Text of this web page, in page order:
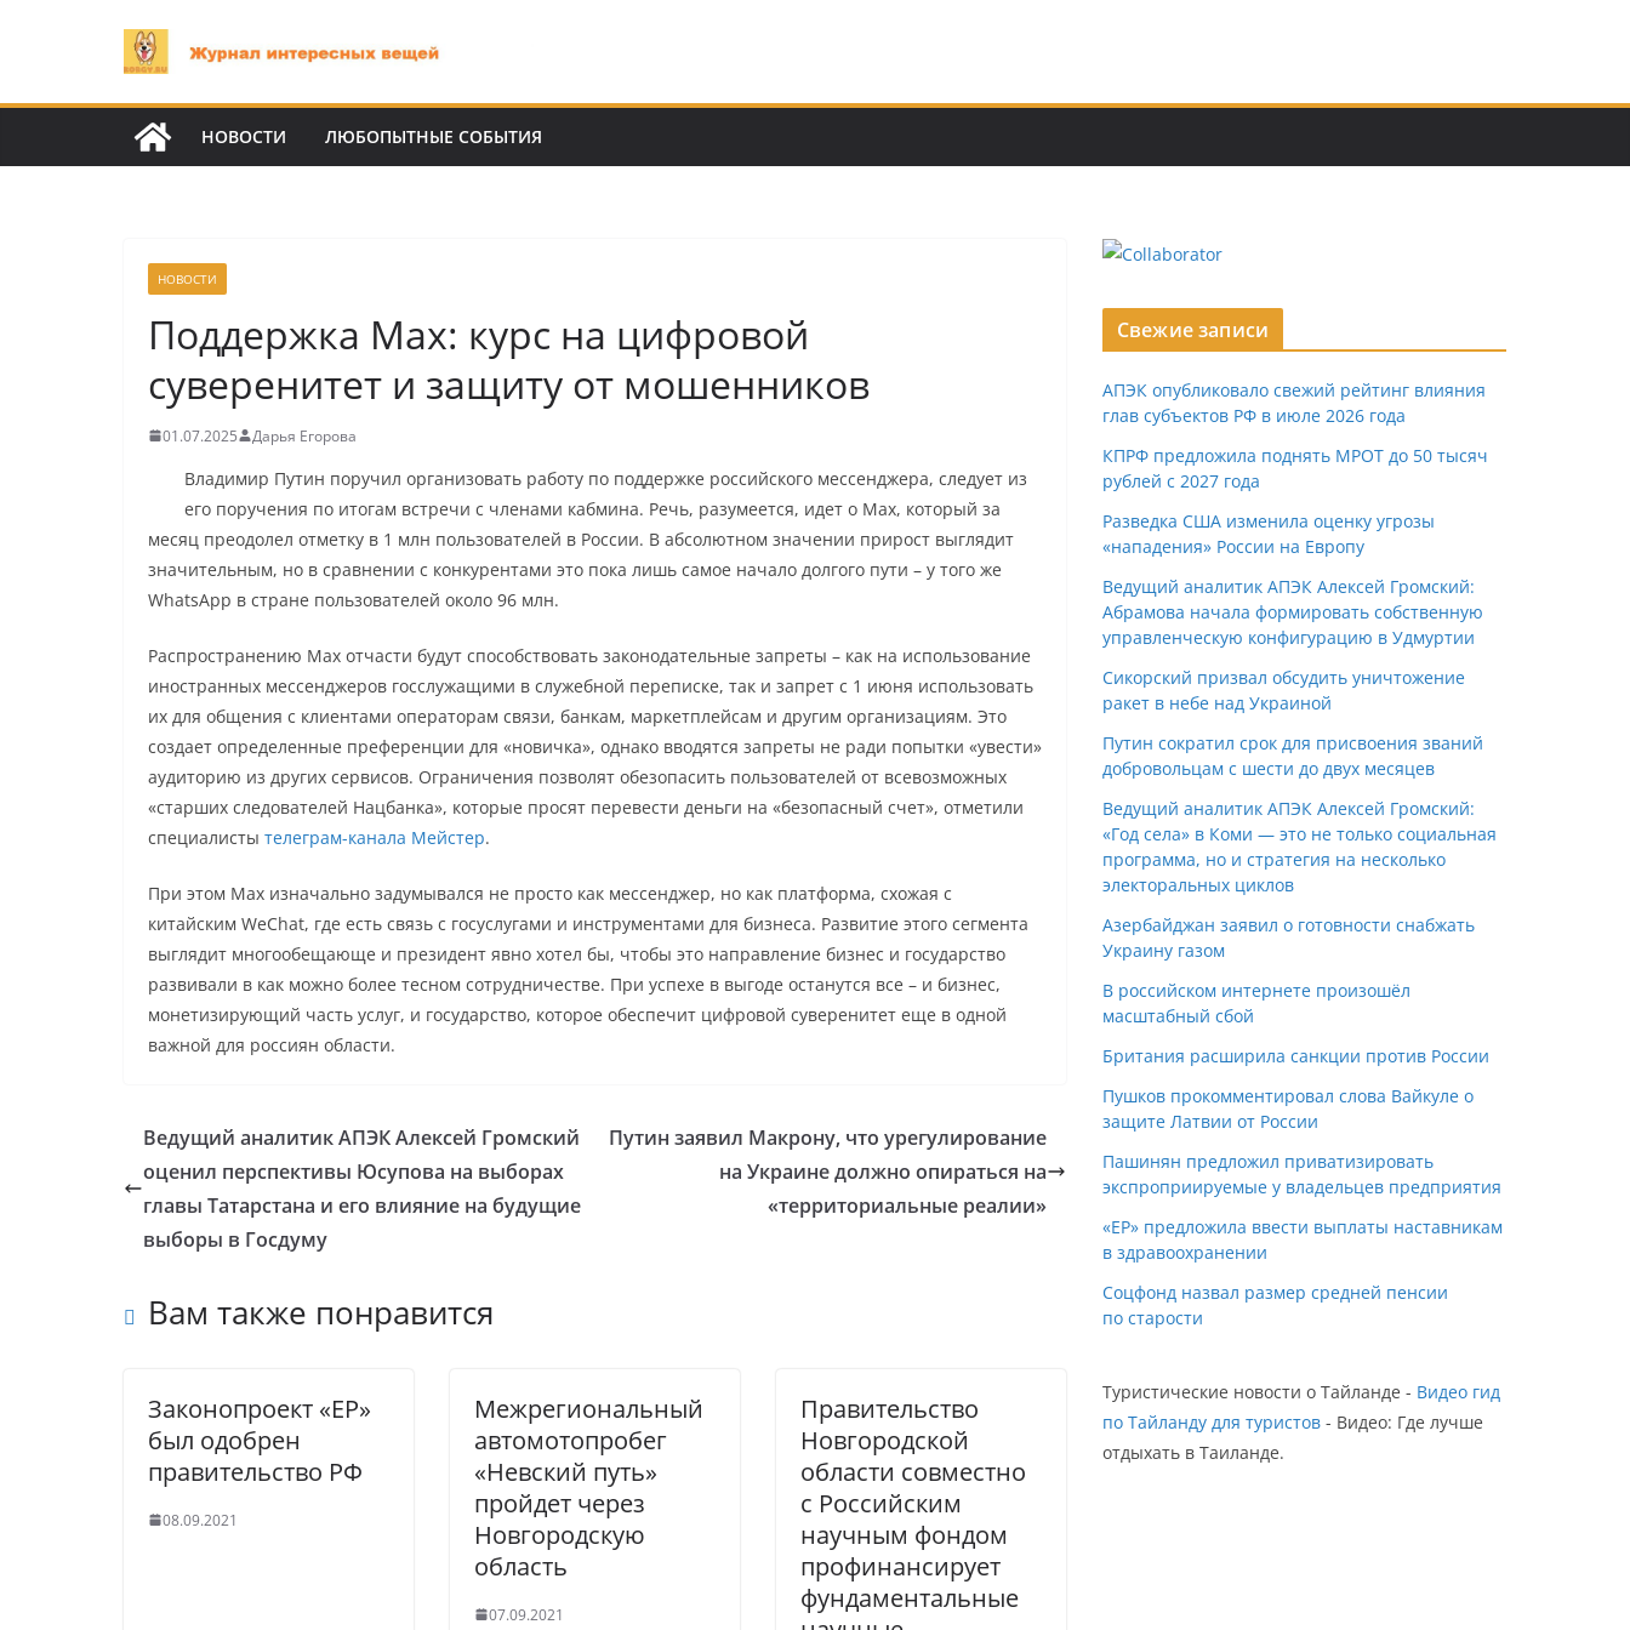
НОВОСТИ ЛЮБОПЫТНЫЕ СОБЫТИЯ
НОВОСТИ
Поддержка Max: курс на цифровой
суверенитет и защиту от мошенников
01.07.2025 Дарья Егорова
Владимир Путин поручил организовать работу по поддержке российского мессенджера, следует из
его поручения по итогам встречи с членами кабмина. Речь, разумеется, идет о Max, который за
месяц преодолел отметку в 1 млн пользователей в России. В абсолютном значении прирост выглядит
значительным, но в сравнении с конкурентами это пока лишь самое начало долгого пути – у того же
WhatsApp в стране пользователей около 96 млн.
Распространению Max отчасти будут способствовать законодательные запреты – как на использование
иностранных мессенджеров госслужащими в служебной переписке, так и запрет с 1 июня использовать
их для общения с клиентами операторам связи, банкам, маркетплейсам и другим организациям. Это
создает определенные преференции для «новичка», однако вводятся запреты не ради попытки «увести»
аудиторию из других сервисов. Ограничения позволят обезопасить пользователей от всевозможных
«старших следователей Нацбанка», которые просят перевести деньги на «безопасный счет», отметили
специалисты телеграм-канала Мейстер.
При этом Max изначально задумывался не просто как мессенджер, но как платформа, схожая с
китайским WeChat, где есть связь с госуслугами и инструментами для бизнеса. Развитие этого сегмента
выглядит многообещающе и президент явно хотел бы, чтобы это направление бизнес и государство
развивали в как можно более тесном сотрудничестве. При успехе в выгоде останутся все – и бизнес,
монетизирующий часть услуг, и государство, которое обеспечит цифровой суверенитет еще в одной
важной для россиян области.
Ведущий аналитик АПЭК Алексей Громский
оценил перспективы Юсупова на выборах
главы Татарстана и его влияние на будущие
выборы в Госдуму
Путин заявил Макрону, что урегулирование
на Украине должно опираться на
«территориальные реалии»
Вам также понравится
Законопроект «ЕР»
был одобрен
правительство РФ
08.09.2021
Межрегиональный
автомотопробег
«Невский путь»
пройдет через
Новгородскую
область
07.09.2021
Правительство
Новгородской
области совместно
с Российским
научным фондом
профинансирует
фундаментальные
Свежие записи
АПЭК опубликовало свежий рейтинг влияния
глав субъектов РФ в июле 2026 года
КПРФ предложила поднять МРОТ до 50 тысяч
рублей с 2027 года
Разведка США изменила оценку угрозы
«нападения» России на Европу
Ведущий аналитик АПЭК Алексей Громский:
Абрамова начала формировать собственную
управленческую конфигурацию в Удмуртии
Сикорский призвал обсудить уничтожение
ракет в небе над Украиной
Путин сократил срок для присвоения званий
добровольцам с шести до двух месяцев
Ведущий аналитик АПЭК Алексей Громский:
«Год села» в Коми — это не только социальная
программа, но и стратегия на несколько
электоральных циклов
Азербайджан заявил о готовности снабжать
Украину газом
В российском интернете произошёл
масштабный сбой
Британия расширила санкции против России
Пушков прокомментировал слова Вайкуле о
защите Латвии от России
Пашинян предложил приватизировать
экспроприируемые у владельцев предприятия
«ЕР» предложила ввести выплаты наставникам
в здравоохранении
Соцфонд назвал размер средней пенсии
по старости
Туристические новости о Тайланде - Видео гид
по Тайланду для туристов - Видео: Где лучше
отдыхать в Таиланде.